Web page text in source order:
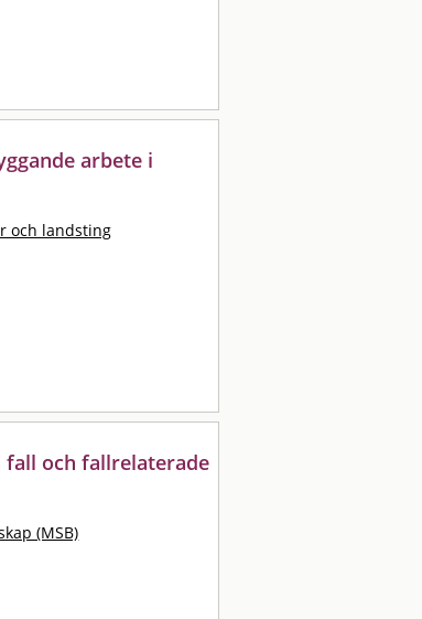
arbete i
och landsting
fall och fallrelaterade
(MSB)